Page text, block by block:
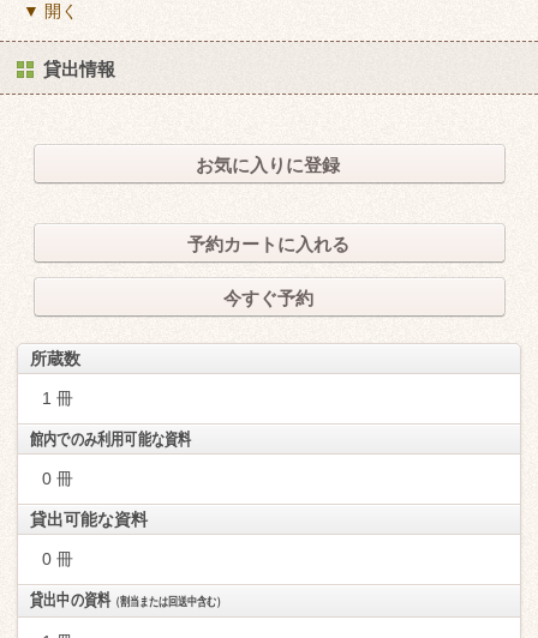
▼ 開く
貸出情報
お気に入りに登録
予約カートに入れる
今すぐ予約
所蔵数
1 冊
館内でのみ利用可能な資料
0 冊
貸出可能な資料
0 冊
貸出中の資料（割当または回送中含む）